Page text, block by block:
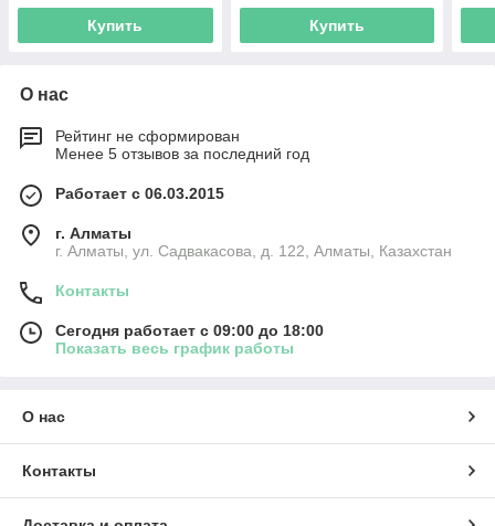
Купить Купить
О нас
Рейтинг не сформирован
Менее 5 отзывов за последний год
Работает с 06.03.2015
г. Алматы
г. Алматы, ул. Садвакасова, д. 122, Алматы, Казахстан
Контакты
Сегодня работает с 09:00 до 18:00
Показать весь график работы
О нас
Контакты